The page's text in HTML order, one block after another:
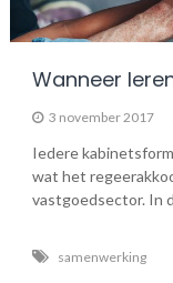
Wanneer
3 november 2017
Iedere
wat het
vastgoedsector. In
samenwerking